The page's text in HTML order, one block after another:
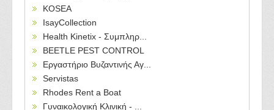
KOSEA
IsayCollection
Health Kinetix - Συμπληρ...
BEETLE PEST CONTROL
Εργαστήριο Βυζαντινής Αγ...
Servistas
Rhodes Rent a Boat
Γυναικολογική Κλινική - ...